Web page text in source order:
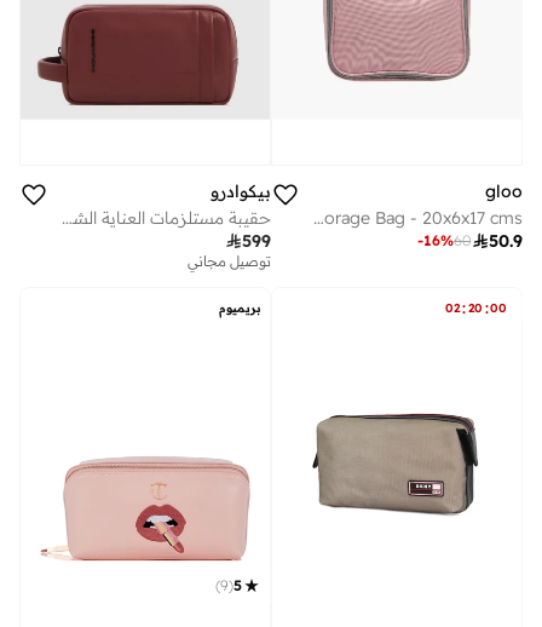
gloo
GLOO Solid Cosmetic Storage Bag - 20x6x17 cms
50.9
60
-16%
بيكوادرو
حقيبة مستلزمات العناية الشخصية الجلدية Piquadro BY7044W137 – حقيبة سفر لتنظيم أدوات العناية ومستحضرات التجميل للرجال
599
توصيل مجاني
02:20 :00 بريميوم
5
(
9
)